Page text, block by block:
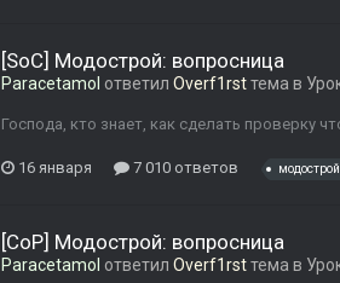
[SoC] Модострой: вопросница
Paracetamol ответил Overf1rstтема в
Господа, кто знает, как сделать проверку
16 января 7 010 ответов модострой
[CoP] Модострой: вопросница
Paracetamol ответил Overf1rstтема в